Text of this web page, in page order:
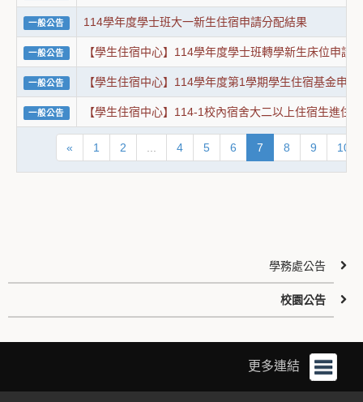
一般公告 114學年度學士班大一新生住宿申請分配結果
一般公告 【學生住宿中心】114學年度學士班轉學新生床位申請
一般公告 【學生住宿中心】114學年度第1學期學生住宿基金申
一般公告 【學生住宿中心】114-1校內宿舍大二以上住宿生進住
« 1 2 4 5 6 7 8 9 10
學務處公告
校園公告
更多連結